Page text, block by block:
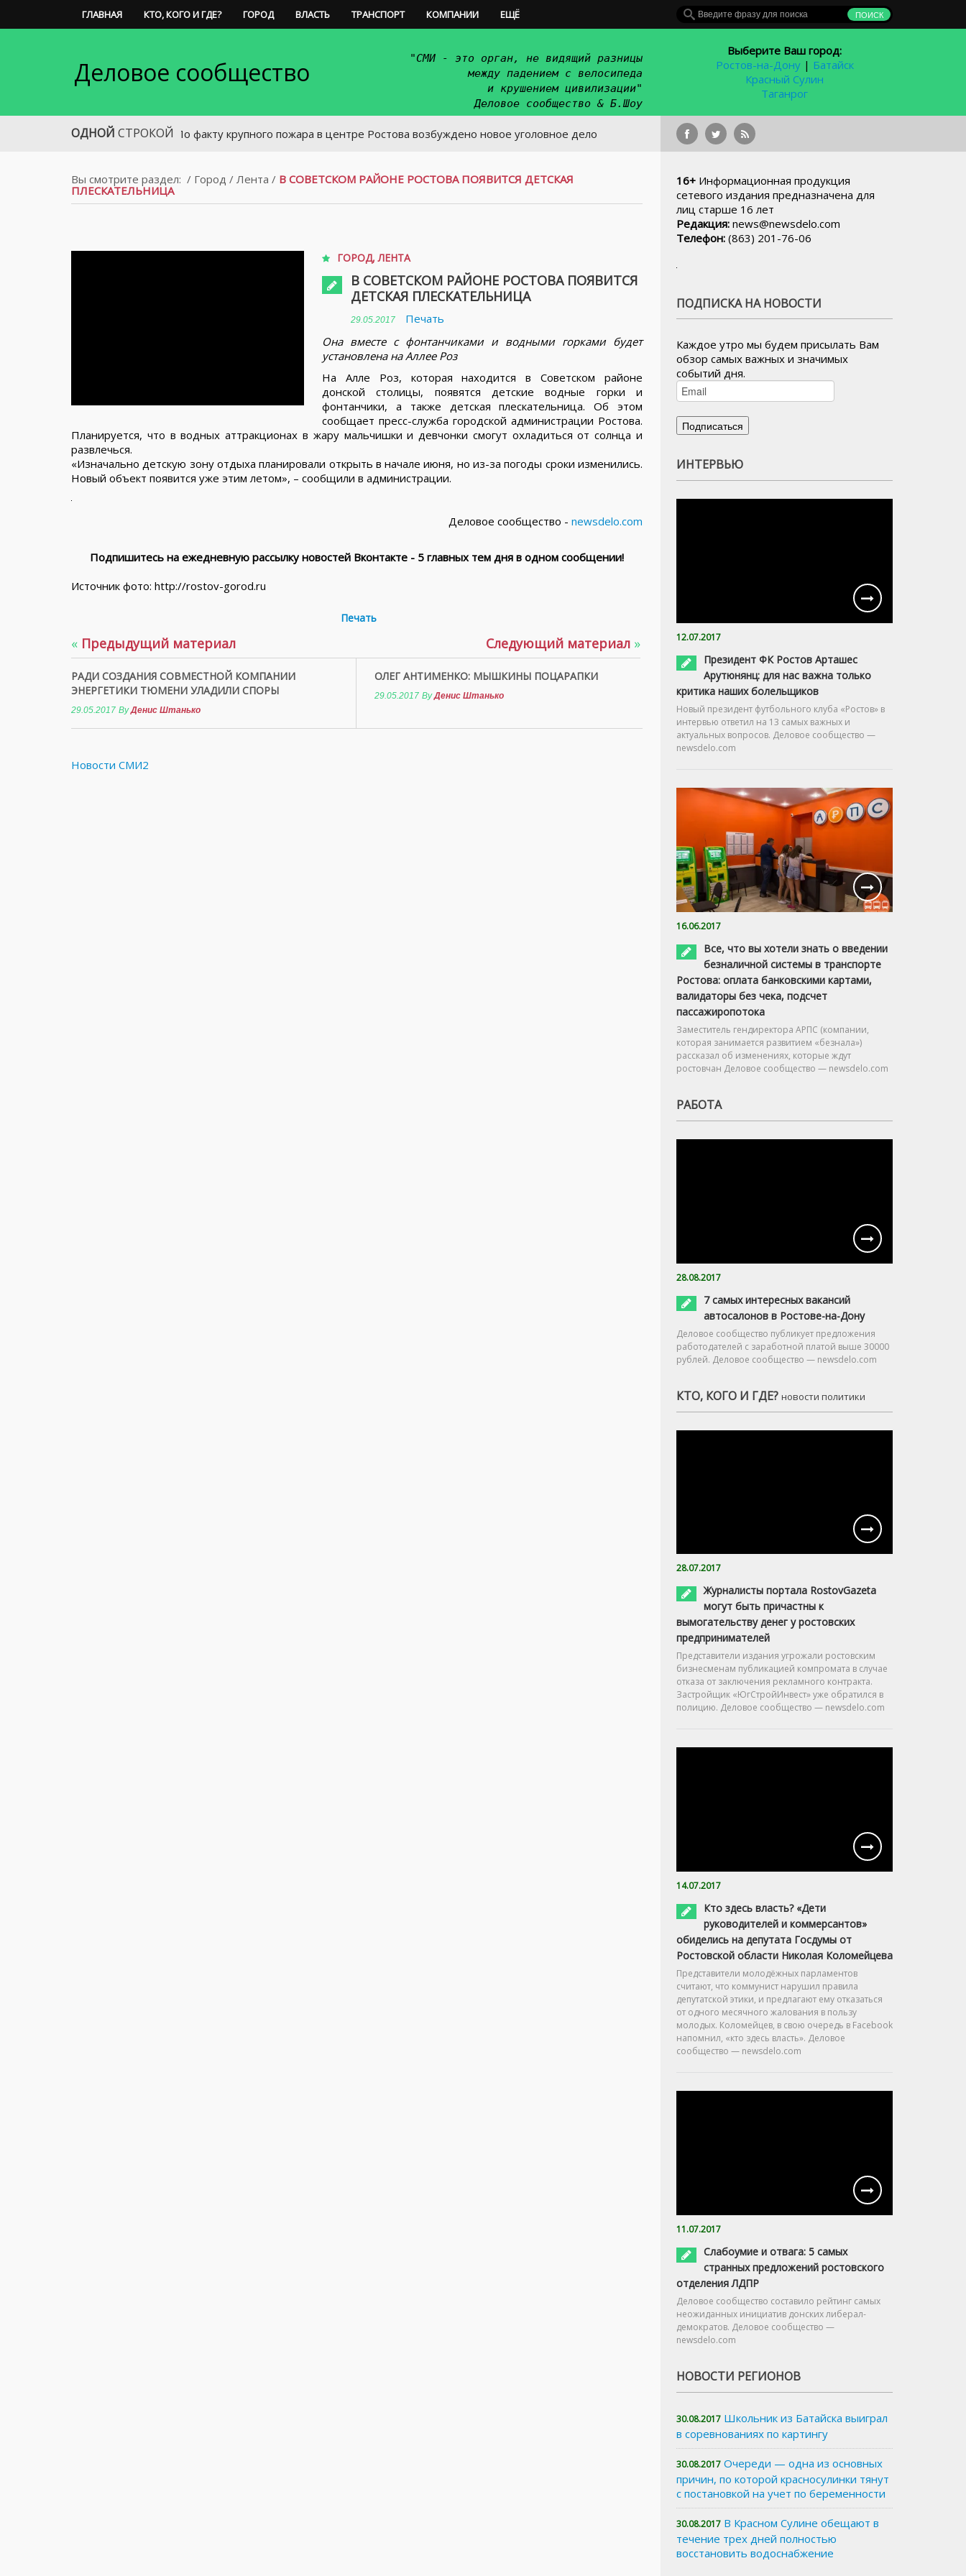
ГЛАВНАЯ КТО, КОГО И ГДЕ? ГОРОД ВЛАСТЬ ТРАНСПОРТ КОМПАНИИ ЕЩЁ
Деловое сообщество
"СМИ - это орган, не видящий разницы
между падением с велосипеда
и крушением цивилизации"
Деловое сообщество & Б.Шоу
Выберите Ваш город:
Ростов-на-Дону| Батайск
Красный Сулин
Таганрог
ОДНОЙ СТРОКОЙ
По факту крупного пожара в центре Ростова возбуждено новое уголовное дело
Вы смотрите раздел: / Город / Лента / В СОВЕТСКОМ РАЙОНЕ РОСТОВА ПОЯВИТСЯ ДЕТСКАЯ
ПЛЕСКАТЕЛЬНИЦА
ГОРОД,ЛЕНТА
В СОВЕТСКОМ РАЙОНЕ РОСТОВА ПОЯВИТСЯ
ДЕТСКАЯ ПЛЕСКАТЕЛЬНИЦА
29.05.2017
Печать
Она вместе с фонтанчиками и водными горками будет
установлена на Аллее Роз
На Алле Роз, которая находится в Советском районе
донской столицы, появятся детские водные горки и
фонтанчики, а также детская плескательница. Об этом
сообщает пресс-служба городской администрации Ростова.
Планируется, что в водных аттракционах в жару мальчишки и девчонки смогут охладиться от солнца и
развлечься.
«Изначально детскую зону отдыха планировали открыть в начале июня, но из-за погоды сроки изменились.
Новый объект появится уже этим летом», – сообщили в администрации.
Деловое сообщество - newsdelo.com
Подпишитесь на ежедневную рассылку новостей Вконтакте - 5 главных тем дня в одном сообщении!
Источник фото: http://rostov-gorod.ru
Печать
« Предыдущий материал
РАДИ СОЗДАНИЯ СОВМЕСТНОЙ КОМПАНИИ
ЭНЕРГЕТИКИ ТЮМЕНИ УЛАДИЛИ СПОРЫ
29.05.2017 ByДенис Штанько
Следующий материал »
ОЛЕГ АНТИМЕНКО: МЫШКИНЫ ПОЦАРАПКИ
29.05.2017 ByДенис Штанько
Новости СМИ2
16+ Информационная продукция
сетевого издания предназначена для
лиц старше 16 лет
Редакция: news@newsdelo.com
Телефон: (863) 201-76-06
ПОДПИСКА НА НОВОСТИ
Каждое утро мы будем присылать Вам
обзор самых важных и значимых
событий дня.
ИНТЕРВЬЮ
12.07.2017
Президент ФК Ростов Арташес
Арутюнянц: для нас важна только
критика наших болельщиков
Новый президент футбольного клуба «Ростов» в
интервью ответил на 13 самых важных и
актуальных вопросов. Деловое сообщество —
newsdelo.com
16.06.2017
Все, что вы хотели знать о введении
безналичной системы в транспорте
Ростова: оплата банковскими картами,
валидаторы без чека, подсчет
пассажиропотока
Заместитель гендиректора АРПС (компании,
которая занимается развитием «безнала»)
рассказал об изменениях, которые ждут
ростовчан Деловое сообщество — newsdelo.com
РАБОТА
28.08.2017
7 самых интересных вакансий
автосалонов в Ростове-на-Дону
Деловое сообщество публикует предложения
работодателей с заработной платой выше 30000
рублей. Деловое сообщество — newsdelo.com
КТО, КОГО И ГДЕ? новости политики
28.07.2017
Журналисты портала RostovGazeta
могут быть причастны к
вымогательству денег у ростовских
предпринимателей
Представители издания угрожали ростовским
бизнесменам публикацией компромата в случае
отказа от заключения рекламного контракта.
Застройщик «ЮгСтройИнвест» уже обратился в
полицию. Деловое сообщество — newsdelo.com
14.07.2017
Кто здесь власть? «Дети
руководителей и коммерсантов»
обиделись на депутата Госдумы от
Ростовской области Николая Коломейцева
Представители молодёжных парламентов
считают, что коммунист нарушил правила
депутатской этики, и предлагают ему отказаться
от одного месячного жалования в пользу
молодых. Коломейцев, в свою очередь в Facebook
напомнил, «кто здесь власть». Деловое
сообщество — newsdelo.com
11.07.2017
Слабоумие и отвага: 5 самых
странных предложений ростовского
отделения ЛДПР
Деловое сообщество составило рейтинг самых
неожиданных инициатив донских либерал-
демократов. Деловое сообщество —
newsdelo.com
НОВОСТИ РЕГИОНОВ
30.08.2017 Школьник из Батайска выиграл
в соревнованиях по картингу
30.08.2017 Очереди — одна из основных
причин, по которой красносулинки тянут
с постановкой на учет по беременности
30.08.2017 В Красном Сулине обещают в
течение трех дней полностью
восстановить водоснабжение